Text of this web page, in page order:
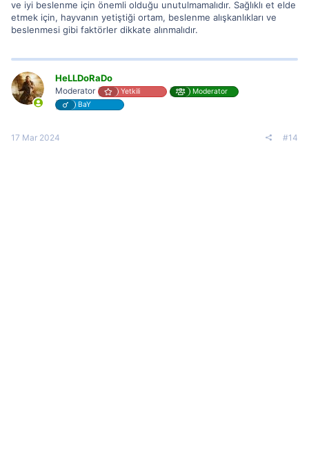
ve iyi beslenme için önemli olduğu unutulmamalıdır. Sağlıklı et elde
etmek için, hayvanın yetiştiği ortam, beslenme alışkanlıkları ve
beslenmesi gibi faktörler dikkate alınmalıdır.
HeLLDoRaDo
Moderator Yetkili
Moderator
BaY
17 Mar 2024 #14